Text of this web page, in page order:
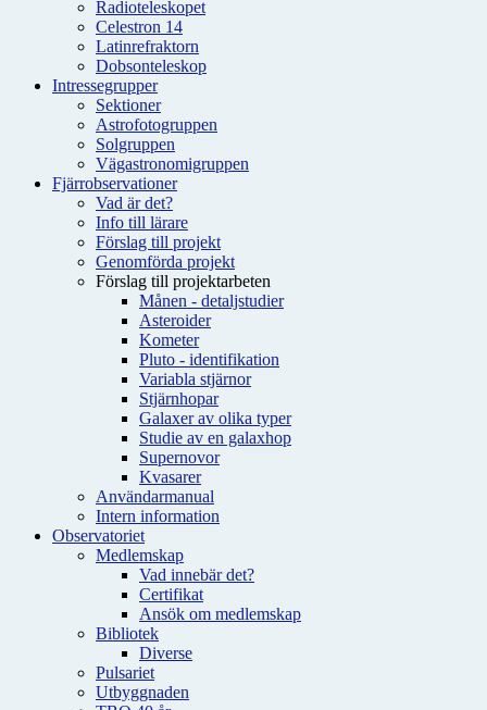
Radioteleskopet
Celestron 14
Latinrefraktorn
Dobsonteleskop
Intressegrupper
Sektioner
Astrofotogruppen
Solgruppen
Vägastronomigruppen
Fjärrobservationer
Vad är det?
Info till lärare
Förslag till projekt
Genomförda projekt
Förslag till projektarbeten
Månen - detaljstudier
Asteroider
Kometer
Pluto - identifikation
Variabla stjärnor
Stjärnhopar
Galaxer av olika typer
Studie av en galaxhop
Supernovor
Kvasarer
Användarmanual
Intern information
Observatoriet
Medlemskap
Vad innebär det?
Certifikat
Ansök om medlemskap
Bibliotek
Diverse
Pulsariet
Utbyggnaden